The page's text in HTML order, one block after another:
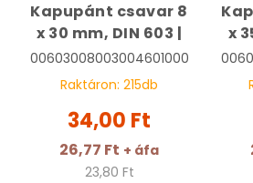
Kapupánt csavar 8
x 30 mm, DIN 603 |
00603008003004601000
Raktáron: 215db
34,00 Ft
26,77 Ft + áfa
23,80 Ft
x